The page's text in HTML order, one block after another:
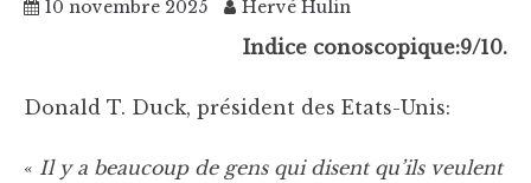
10 novembre 2025 Hervé Hulin
Indice conoscopique:9/10.
Donald T. Duck, président des Etats-Unis:
« Il y a beaucoup de gens qui disent qu’ils veulent